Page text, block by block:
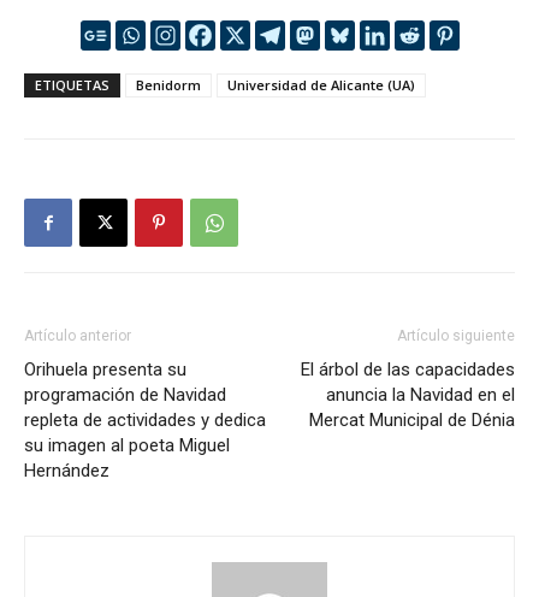
ETIQUETAS Benidorm Universidad de Alicante (UA)
Artículo anterior
Orihuela presenta su
programación de Navidad
repleta de actividades y dedica
su imagen al poeta Miguel
Hernández
Artículo siguiente
El árbol de las capacidades
anuncia la Navidad en el
Mercat Municipal de Dénia